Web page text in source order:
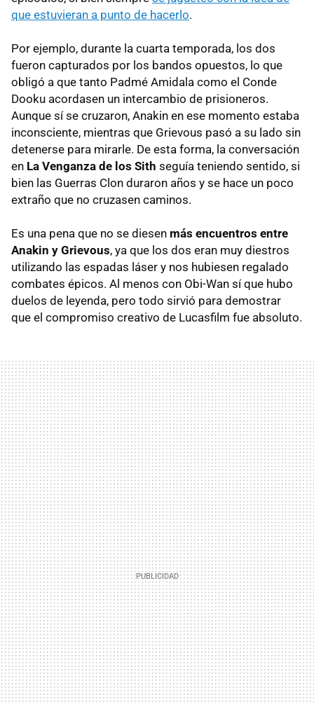
que estuvieran a punto de hacerlo.
Por ejemplo, durante la cuarta temporada, los dos
fueron capturados por los bandos opuestos, lo que
obligó a que tanto Padmé Amidala como el Conde
Dooku acordasen un intercambio de prisioneros.
Aunque sí se cruzaron, Anakin en ese momento estaba
inconsciente, mientras que Grievous pasó a su lado sin
detenerse para mirarle. De esta forma, la conversación
en La Venganza de los Sith seguía teniendo sentido, si
bien las Guerras Clon duraron años y se hace un poco
extraño que no cruzasen caminos.
Es una pena que no se diesen más encuentros entre
Anakin y Grievous, ya que los dos eran muy diestros
utilizando las espadas láser y nos hubiesen regalado
combates épicos. Al menos con Obi-Wan sí que hubo
duelos de leyenda, pero todo sirvió para demostrar
que el compromiso creativo de Lucasfilm fue absoluto.